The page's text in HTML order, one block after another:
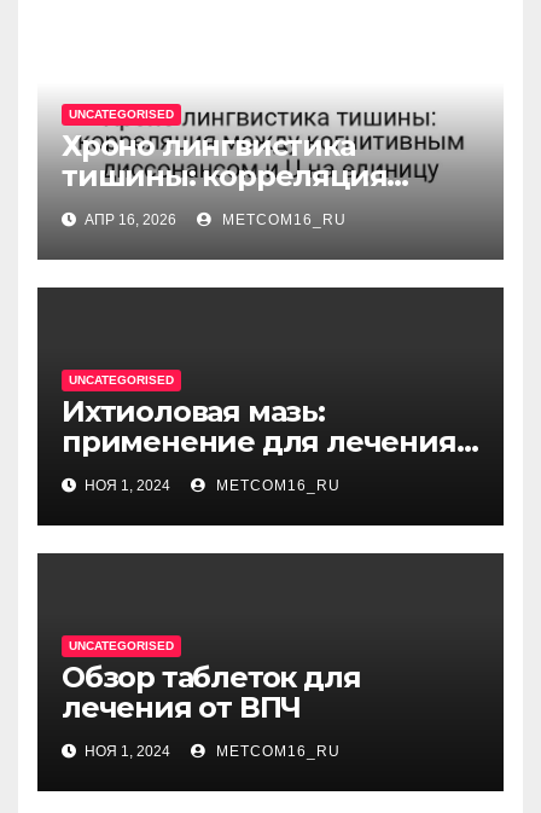
UNCATEGORISED
Хроно лингвистика
тишины: корреляция
между когнитивным
диссонансом и U на
единицу
АПР 16, 2026 METCOM16_RU
UNCATEGORISED
Ихтиоловая мазь:
применение для лечения
фурункулов
НОЯ 1, 2024 METCOM16_RU
UNCATEGORISED
Обзор таблеток для
лечения от ВПЧ
НОЯ 1, 2024 METCOM16_RU